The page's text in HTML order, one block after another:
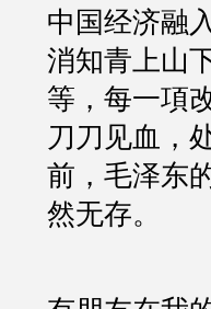
中国经济融
消知青上山
等，每一項
刀刀见血，
前，毛泽东
然无存。